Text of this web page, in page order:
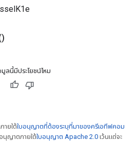
ลนี้มีประโยชน์ไหม
ายใต้ใบอนุญาตที่ต้องระบุที่มาของครีเอทีฟคอม
นุญาตภายใต้ใบอนุญาต Apache 2.0 เว้นแต่จะ